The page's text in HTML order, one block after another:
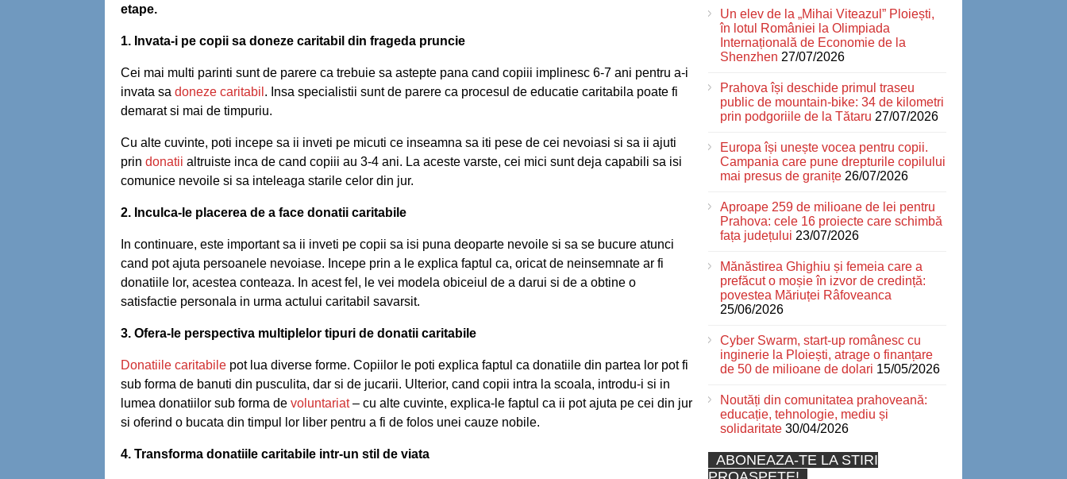
etape.
1. Invata-i pe copii sa doneze caritabil din frageda pruncie
Cei mai multi parinti sunt de parere ca trebuie sa astepte pana cand copiii implinesc 6-7 ani pentru a-i
invata sa doneze caritabil . Insa specialistii sunt de parere ca procesul de educatie caritabila poate fi
demarat si mai de timpuriu.
Cu alte cuvinte, poti incepe sa ii inveti pe micuti ce inseamna sa iti pese de cei nevoiasi si sa ii ajuti
prin donatii altruiste inca de cand copiii au 3-4 ani. La aceste varste, cei mici sunt deja capabili sa isi
comunice nevoile si sa inteleaga starile celor din jur.
2. Inculca-le placerea de a face donatii caritabile
In continuare, este important sa ii inveti pe copii sa isi puna deoparte nevoile si sa se bucure atunci
cand pot ajuta persoanele nevoiase. Incepe prin a le explica faptul ca, oricat de neinsemnate ar fi
donatiile lor, acestea conteaza. In acest fel, le vei modela obiceiul de a darui si de a obtine o
satisfactie personala in urma actului caritabil savarsit.
3. Ofera-le perspectiva multiplelor tipuri de donatii caritabile
Donatiile caritabile pot lua diverse forme. Copiilor le poti explica faptul ca donatiile din partea lor pot fi
sub forma de banuti din pusculita, dar si de jucarii. Ulterior, cand copii intra la scoala, introdu-i si in
lumea donatiilor sub forma de voluntariat– cu alte cuvinte, explica-le faptul ca ii pot ajuta pe cei din jur
si oferind o bucata din timpul lor liber pentru a fi de folos unei cauze nobile.
4. Transforma donatiile caritabile intr-un stil de viata
Un elev de la „Mihai Viteazul” Ploiești,
în lotul României la Olimpiada
Internațională de Economie de la
Shenzhen 27/07/2026
Prahova își deschide primul traseu
public de mountain-bike: 34 de kilometri
prin podgoriile de la Tătaru 27/07/2026
Europa își unește vocea pentru copii.
Campania care pune drepturile copilului
mai presus de granițe 26/07/2026
Aproape 259 de milioane de lei pentru
Prahova: cele 16 proiecte care schimbă
fața județului 23/07/2026
Mănăstirea Ghighiu și femeia care a
prefăcut o moșie în izvor de credință:
povestea Măriuței Râfoveanca
25/06/2026
Cyber Swarm, start-up românesc cu
inginerie la Ploiești, atrage o finanțare
de 50 de milioane de dolari 15/05/2026
Noutăți din comunitatea prahoveană:
educație, tehnologie, mediu și
solidaritate 30/04/2026
ABONEAZA-TE LA STIRI